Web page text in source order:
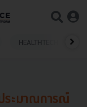
HEALTHTECH
ระมาณการณ์